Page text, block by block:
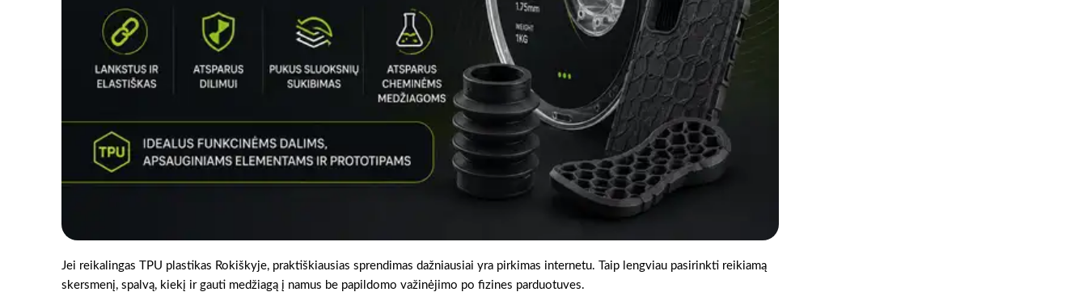
Jei reikalingas TPU plastikas Rokiškyje, praktiškiausias sprendimas dažniausiai yra pirkimas internetu. Taip lengviau pasirinkti reikiamą
skersmenį, spalvą, kiekį ir gauti medžiagą į namus be papildomo važinėjimo po fizines parduotuves.